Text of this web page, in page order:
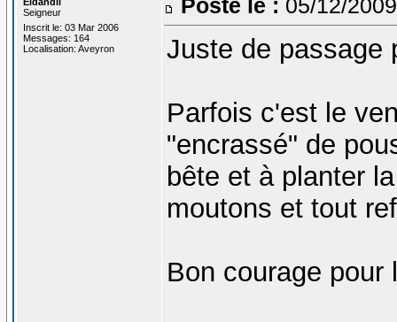
Seigneur
Inscrit le: 03 Mar 2006
Messages: 164
Localisation: Aveyron
Juste de passage
Parfois c'est le
"encrassé" de
bête et à planter
moutons et tout
Bon courage